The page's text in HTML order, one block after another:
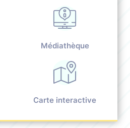
Médiathèque
Carte interactive